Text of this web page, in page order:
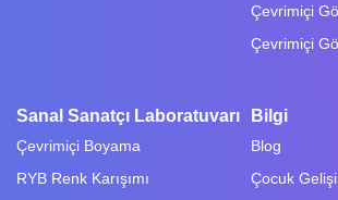
Çevrimiçi
Çevrimiçi
Sanal Sanatçı Laboratuvarı
Çevrimiçi Boyama
RYB Renk Karışımı
Bilgi
Blog
Çocuk